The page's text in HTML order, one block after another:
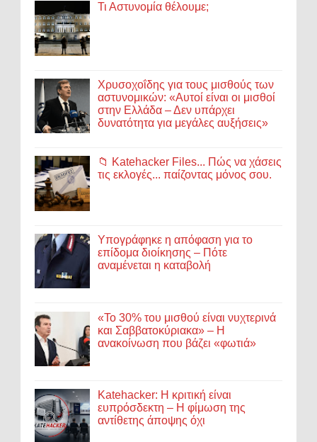
Τι Αστυνομία θέλουμε;
Χρυσοχοΐδης για τους μισθούς των
αστυνομικών: «Αυτοί είναι οι μισθοί
στην Ελλάδα – Δεν υπάρχει
δυνατότητα για μεγάλες αυξήσεις»
📁 Katehacker Files... Πώς να χάσεις
τις εκλογές... παίζοντας μόνος σου.
Υπογράφηκε η απόφαση για το
επίδομα διοίκησης – Πότε
αναμένεται η καταβολή
«Το 30% του μισθού είναι νυχτερινά
και Σαββατοκύριακα» – Η
ανακοίνωση που βάζει «φωτιά»
Katehacker: Η κριτική είναι
ευπρόσδεκτη – Η φίμωση της
αντίθετης άποψης όχι